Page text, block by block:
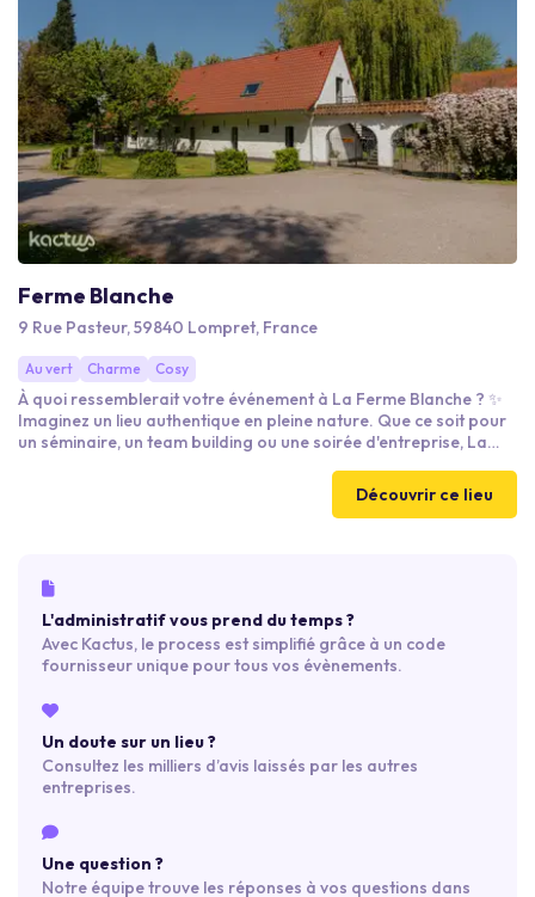
Ferme Blanche
9 Rue Pasteur, 59840 Lompret, France
Au vert Charme Cosy
À quoi ressemblerait votre événement à La Ferme Blanche ? ✨
Imaginez un lieu authentique en pleine nature. Que ce soit pour
un séminaire, un team building ou une soirée d'entreprise, La
la tranquillité des espaces verts, et le cachet de notre ferme
Découvrir ce lieu
L'administratif vous prend du temps ?
Avec Kactus, le process est simplifié grâce à un code
fournisseur unique pour tous vos évènements.
Un doute sur un lieu ?
Consultez les milliers d’avis laissés par les autres
entreprises.
Une question ?
Notre équipe trouve les réponses à vos questions dans